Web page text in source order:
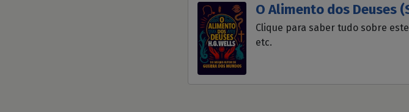
O Alimento dos Deuses
Clique para saber tudo sobre
etc.